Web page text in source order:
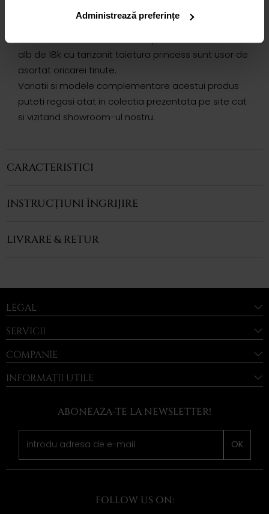
Administrează preferințe
alb de 18k cu tanzanit taietura princess sunt usor de
asortat oricarei tinute.
Variatii si modele complementare acestui produs
puteti regasi atat in colectia prezentata pe site cat
si vizitand showroom-ul nostru.
CARACTERISTICI
INSTRUCȚIUNI ÎNGRIJIRE
LIVRARE & RETUR
LEGAL
SERVICII
COMPANIE
INFORMAȚII UTILE
ABONEAZA-TE LA NEWSLETTER!
OK
FOLLOW US ON: